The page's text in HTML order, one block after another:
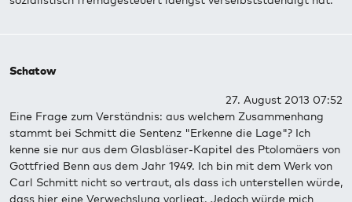
Schatow
27. August 2013 07:52
Eine Frage zum Verständnis: aus welchem Zusammenhang
stammt bei Schmitt die Sentenz "Erkenne die Lage"? Ich
kenne sie nur aus dem Glasbläser-Kapitel des Ptolomäers von
Gottfried Benn aus dem Jahr 1949. Ich bin mit dem Werk von
Carl Schmitt nicht so vertraut, als dass ich unterstellen würde,
dass hier eine Verwechslung vorliegt. Jedoch würde mich